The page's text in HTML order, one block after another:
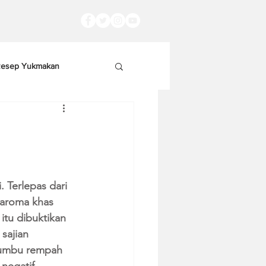
Yukmakan
Terlepas dari
khas
itu dibuktikan
rempah